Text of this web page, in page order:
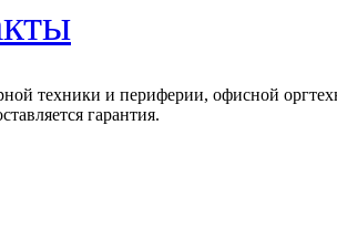
техники и периферии, офисной
гарантия.